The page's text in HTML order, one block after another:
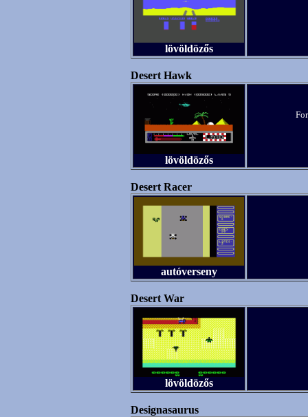
lövöldözős
Desert Hawk
lövöldözős
Desert Racer
autóverseny
Desert War
lövöldözős
Designasaurus